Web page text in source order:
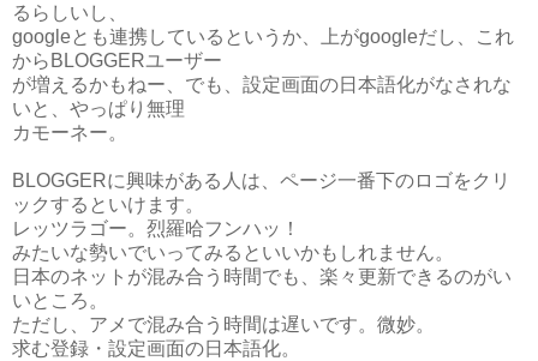
るらしいし、
googleとも連携しているというか、上がgoogleだし、これ
からBLOGGERユーザー
が増えるかもねー、でも、設定画面の日本語化がなされな
いと、やっぱり無理
カモーネー。
BLOGGERに興味がある人は、ページ一番下のロゴをクリ
ックするといけます。
レッツラゴー。烈羅哈フンハッ！
みたいな勢いでいってみるといいかもしれません。
日本のネットが混み合う時間でも、楽々更新できるのがい
いところ。
ただし、アメで混み合う時間は遅いです。微妙。
求む登録・設定画面の日本語化。